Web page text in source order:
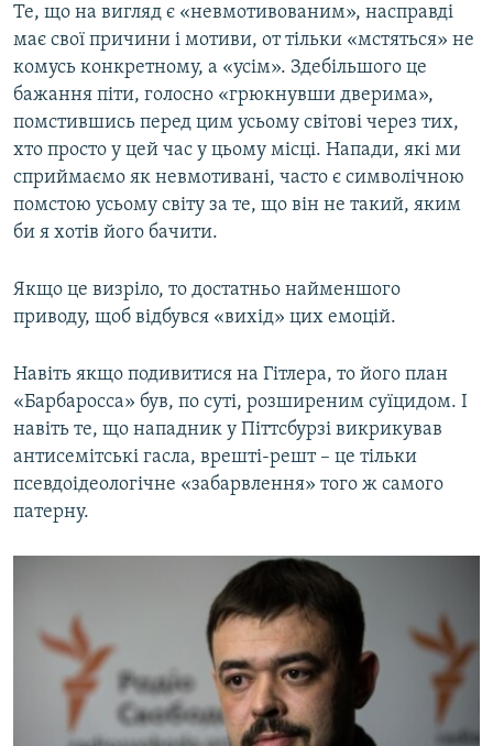
Те, що на вигляд є «невмотивованим», насправді
має свої причини і мотиви, от тільки «мстяться» не
комусь конкретному, а «усім». Здебільшого це
бажання піти, голосно «грюкнувши дверима»,
помстившись перед цим усьому світові через тих,
хто просто у цей час у цьому місці. Напади, які ми
сприймаємо як невмотивані, часто є символічною
помстою усьому світу за те, що він не такий, яким
би я хотів його бачити.
Якщо це визріло, то достатньо найменшого
приводу, щоб відбувся «вихід» цих емоцій.
Навіть якщо подивитися на Гітлера, то його план
«Барбаросса» був, по суті, розширеним суїцидом. І
навіть те, що нападник у Піттсбурзі викрикував
антисемітські гасла, врешті-решт – це тільки
псевдоідеологічне «забарвлення» того ж самого
патерну.